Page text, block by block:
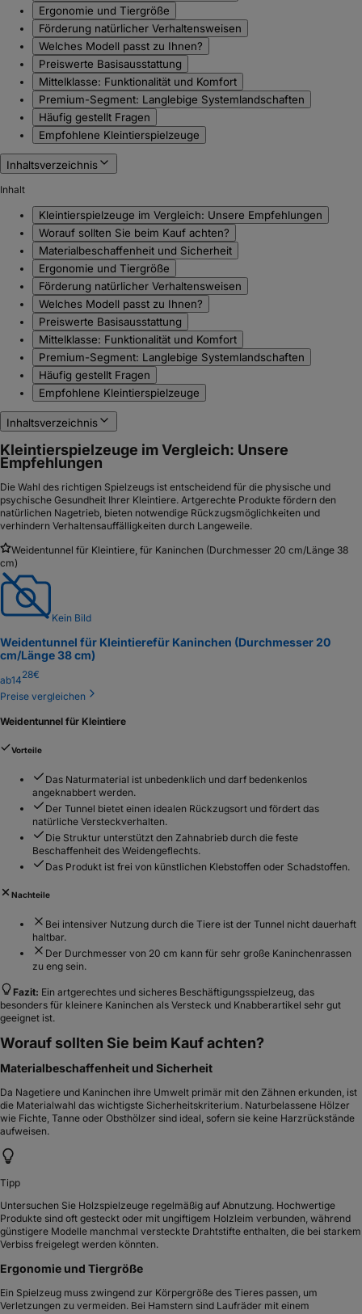
Ergonomie und Tiergröße
Förderung natürlicher Verhaltensweisen
Welches Modell passt zu Ihnen?
Preiswerte Basisausstattung
Mittelklasse: Funktionalität und Komfort
Premium-Segment: Langlebige Systemlandschaften
Häufig gestellt Fragen
Empfohlene Kleintierspielzeuge
Inhaltsverzeichnis
Inhalt
Kleintierspielzeuge im Vergleich: Unsere Empfehlungen
Worauf sollten Sie beim Kauf achten?
Materialbeschaffenheit und Sicherheit
Ergonomie und Tiergröße
Förderung natürlicher Verhaltensweisen
Welches Modell passt zu Ihnen?
Preiswerte Basisausstattung
Mittelklasse: Funktionalität und Komfort
Premium-Segment: Langlebige Systemlandschaften
Häufig gestellt Fragen
Empfohlene Kleintierspielzeuge
Inhaltsverzeichnis
Kleintierspielzeuge im Vergleich: Unsere
Empfehlungen
Die Wahl des richtigen Spielzeugs ist entscheidend für die physische und
psychische Gesundheit Ihrer Kleintiere. Artgerechte Produkte fördern den
natürlichen Nagetrieb, bieten notwendige Rückzugsmöglichkeiten und
verhindern Verhaltensauffälligkeiten durch Langeweile.
Weidentunnel für Kleintiere, für Kaninchen (Durchmesser 20 cm/Länge 38
cm)
Kein Bild
Weidentunnel für Kleintierefür Kaninchen (Durchmesser 20
cm/Länge 38 cm)
ab1428€
Preise vergleichen
Weidentunnel für Kleintiere
Vorteile
Das Naturmaterial ist unbedenklich und darf bedenkenlos
angeknabbert werden.
Der Tunnel bietet einen idealen Rückzugsort und fördert das
natürliche Versteckverhalten.
Die Struktur unterstützt den Zahnabrieb durch die feste
Beschaffenheit des Weidengeflechts.
Das Produkt ist frei von künstlichen Klebstoffen oder Schadstoffen.
Nachteile
Bei intensiver Nutzung durch die Tiere ist der Tunnel nicht dauerhaft
haltbar.
Der Durchmesser von 20 cm kann für sehr große Kaninchenrassen
zu eng sein.
Fazit: Ein artgerechtes und sicheres Beschäftigungsspielzeug, das
besonders für kleinere Kaninchen als Versteck und Knabberartikel sehr gut
geeignet ist.
Worauf sollten Sie beim Kauf achten?
Materialbeschaffenheit und Sicherheit
Da Nagetiere und Kaninchen ihre Umwelt primär mit den Zähnen erkunden, ist
die Materialwahl das wichtigste Sicherheitskriterium. Naturbelassene Hölzer
wie Fichte, Tanne oder Obsthölzer sind ideal, sofern sie keine Harzrückstände
aufweisen.
Tipp
Untersuchen Sie Holzspielzeuge regelmäßig auf Abnutzung. Hochwertige
Produkte sind oft gesteckt oder mit ungiftigem Holzleim verbunden, während
günstigere Modelle manchmal versteckte Drahtstifte enthalten, die bei starkem
Verbiss freigelegt werden könnten.
Ergonomie und Tiergröße
Ein Spielzeug muss zwingend zur Körpergröße des Tieres passen, um
Verletzungen zu vermeiden. Bei Hamstern sind Laufräder mit einem